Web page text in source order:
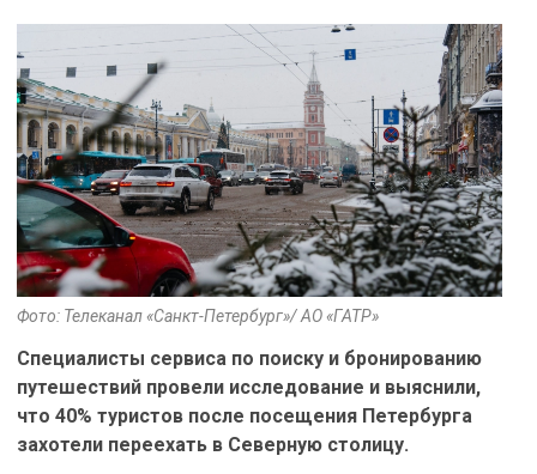
Фото: Телеканал «Санкт-Петербург»/ АО «ГАТР»
Специалисты сервиса по поиску и бронированию
путешествий провели исследование и выяснили,
что 40% туристов после посещения Петербурга
захотели переехать в Северную столицу.